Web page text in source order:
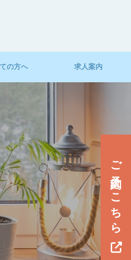
の方へ 求人案内
ご予約はこちら